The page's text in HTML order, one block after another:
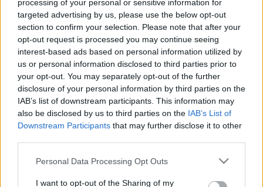
processing of your personal or sensitive information for
targeted advertising by us, please use the below opt-out
section to confirm your selection. Please note that after your
opt-out request is processed you may continue seeing
interest-based ads based on personal information utilized by
us or personal information disclosed to third parties prior to
your opt-out. You may separately opt-out of the further
disclosure of your personal information by third parties on the
IAB’s list of downstream participants. This information may
also be disclosed by us to third parties on the IAB’s List of
Downstream Participants that may further disclose it to other
Please note that this website/app uses one or more Google
not limited to your visit or usage behaviour. You may click to
Personal Data Processing Opt Outs
I want to opt-out of the Sharing of my
édesapja valahányszor Győrbe utazott, mindig úgy
érezte magát, mint aki hazaérkezett.
A Lebó Ferenc szobrászművész által készített
alkotást a tréner lányai - Krisztina és Mariann -,
valamint Bolla Péter, a Magyar Labdarúgó
Szövetség Győr-Moson-Sopron megyei
igazgatóságának társadalmi elnöke leplezte le.
Verebes József tavaly március 13-án, 74 évesen
hunyt el. Edzői pályafutása során a legnagyobb
sikereit a győri Rába ETO-val és az MTK-val érte el.